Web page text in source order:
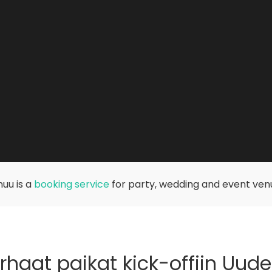
is a booking servicefor party, wedding and event
paikat kick-offiin